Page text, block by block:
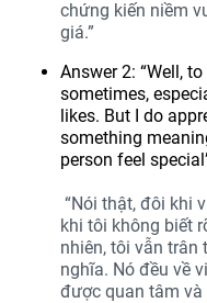
chứng kiến niềm
giá.”
Answer 2: “Well,
sometimes,
likes. But I do
something
person feel
“Nói thật, đôi khi
khi tôi không biết
nhiên, tôi vẫn trân
nghĩa. Nó đều về
được quan tâm và